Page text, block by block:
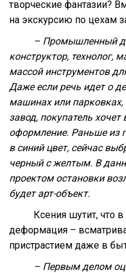
творческие фантазии?
на экскурсию по цехам
– Промышленный
конструктор, технолог,
массой инструментов
Даже если речь идет о
машинах или
завод, покупатель
оформление. Раньше из
в синий цвет, сейчас
черный с желтым. В
проектом остановки
будет арт-объект.
Ксения шутит, что
деформация –
пристрастием даже в
– Первым делом